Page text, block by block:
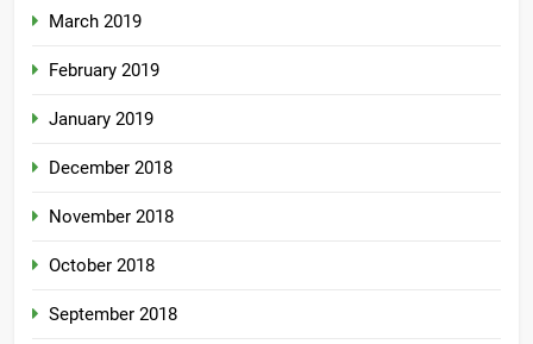
March 2019
February 2019
January 2019
December 2018
November 2018
October 2018
September 2018